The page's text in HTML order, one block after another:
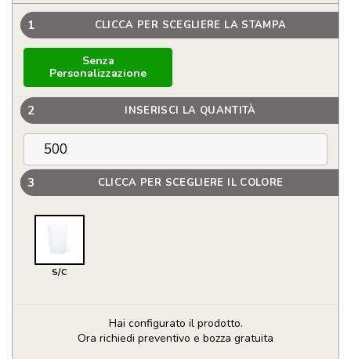
1 CLICCA PER SCEGLIERE LA STAMPA
Senza
Personalizzazione
2 INSERISCI LA QUANTITÀ
3 CLICCA PER SCEGLIERE IL COLORE
S/C
Hai configurato il prodotto.
Ora richiedi preventivo e bozza gratuita